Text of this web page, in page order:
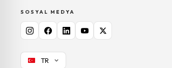
SOSYAL MEDYA
TR